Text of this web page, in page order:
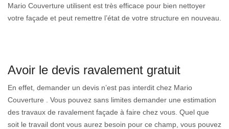
Mario Couverture utilisent est très efficace pour bien nettoyer
votre façade et peut remettre l’état de votre structure en nouveau.
Avoir le devis ravalement gratuit
En effet, demander un devis n’est pas interdit chez Mario
Couverture . Vous pouvez sans limites demander une estimation
des travaux de ravalement façade à faire chez vous. Quel que
soit le travail dont vous aurez besoin pour ce champ, vous pouvez